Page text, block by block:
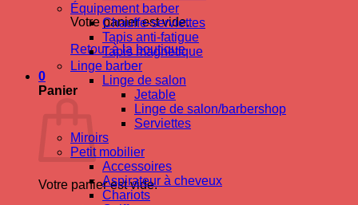
Votre panier est vide.
Retour à la boutique
0
Panier
Votre panier est vide.
Équipement barber
Chauffe-serviettes
Tapis anti-fatigue
Tapis magnetique
Linge barber
Linge de salon
Jetable
Linge de salon/barbershop
Serviettes
Miroirs
Petit mobilier
Accessoires
Aspirateur à cheveux
Chariots